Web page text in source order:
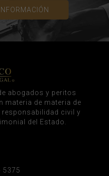
abogados y peritos
materia de materia de
civil y
del Estado.
5375